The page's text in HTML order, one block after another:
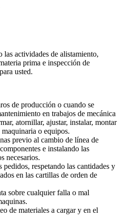
las actividades de alistamiento,
prima e inspección de
usted.
de producción o cuando se
en trabajos de mecánica
atornillar, ajustar, instalar, montar
maquinaria o equipos.
previo al cambio de línea de
e instalando las
necesarios.
pedidos, respetando las cantidades y
en las cartillas de orden de
sobre cualquier falla o mal
de materiales a cargar y en el